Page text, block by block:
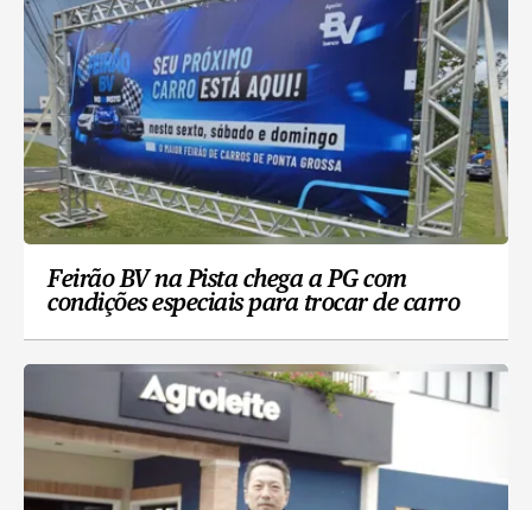
Feirão BV na Pista chega a PG com
condições especiais para trocar de carro